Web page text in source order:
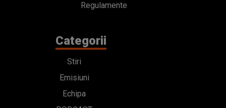
Regulamente
Categorii
Stiri
Emisiuni
Echipa